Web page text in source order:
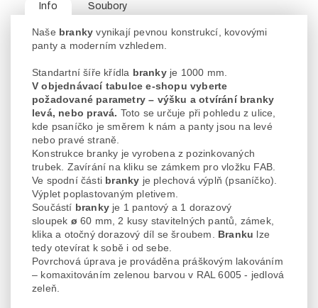
Info Soubory
Naše branky vynikají pevnou konstrukcí, kovovými
panty a moderním vzhledem.
Standartní šíře křídla brankyje 1000 mm.
V objednávací tabulce e-shopu vyberte
požadované parametry – výšku a otvírání branky
levá, nebo pravá. Toto se určuje při pohledu z ulice,
kde psaníčko je směrem k nám a panty jsou na levé
nebo pravé straně.
Konstrukce branky je vyrobena z pozinkovaných
trubek. Zavírání na kliku se zámkem pro vložku FAB.
Ve spodní části branky je plechová výplň (psaníčko).
Výplet poplastovaným pletivem.
Součástí branky je 1 pantový a 1 dorazový
sloupek ø 60 mm, 2 kusy stavitelných pantů, zámek,
klika a otočný dorazový díl se šroubem. Branku lze
tedy otevírat k sobě i od sebe.
Povrchová úprava je prováděna práškovým lakováním
– komaxitováním zelenou barvou v RAL 6005 - jedlová
zeleň.